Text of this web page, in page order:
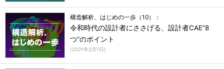
構造解析、はじめの一歩（10）：
令和時代の設計者にささげる、設計者CAE“8
つ”のポイント
(2021年2月1日)